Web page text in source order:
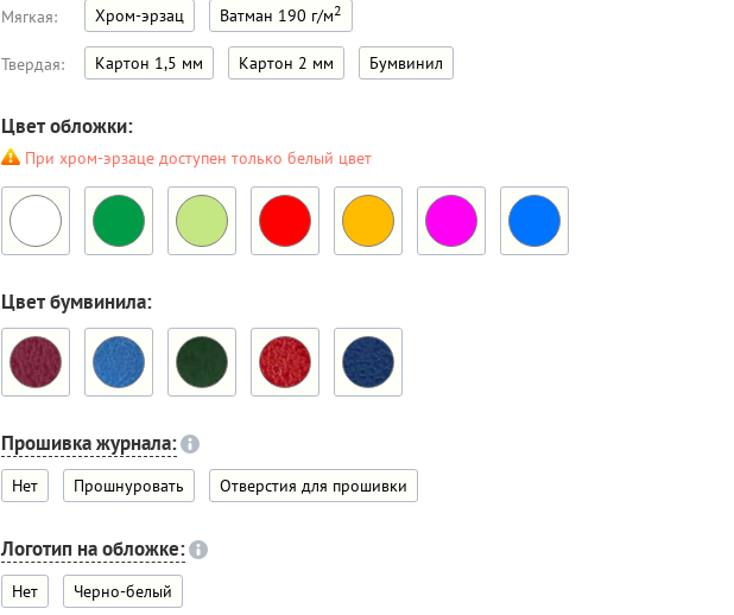
Мягкая: Хром-эрзац Ватман 190 г/м2
Твердая: Картон 1,5 мм Картон 2 мм Бумвинил
Цвет обложки:
При хром-эрзаце доступен только белый цвет
Цвет бумвинила:
Прошивка журнала:
Нет Прошнуровать Отверстия для прошивки
Логотип на обложке:
Нет Черно-белый